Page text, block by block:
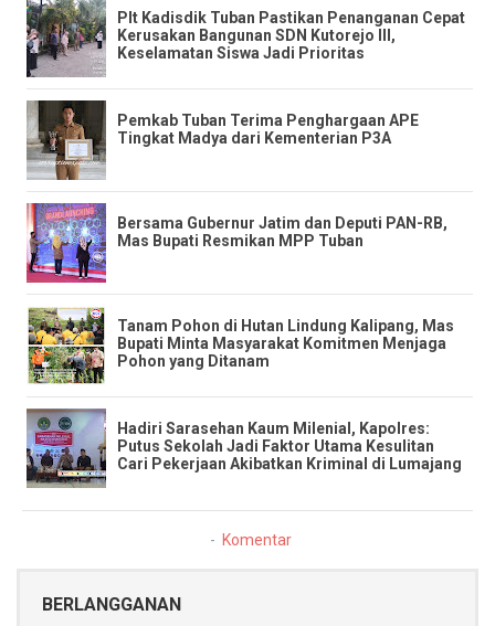
Plt Kadisdik Tuban Pastikan Penanganan Cepat
Kerusakan Bangunan SDN Kutorejo III,
Keselamatan Siswa Jadi Prioritas
Pemkab Tuban Terima Penghargaan APE
Tingkat Madya dari Kementerian P3A
Bersama Gubernur Jatim dan Deputi PAN-RB,
Mas Bupati Resmikan MPP Tuban
Tanam Pohon di Hutan Lindung Kalipang, Mas
Bupati Minta Masyarakat Komitmen Menjaga
Pohon yang Ditanam
Hadiri Sarasehan Kaum Milenial, Kapolres:
Putus Sekolah Jadi Faktor Utama Kesulitan
Cari Pekerjaan Akibatkan Kriminal di Lumajang
Komentar
BERLANGGANAN